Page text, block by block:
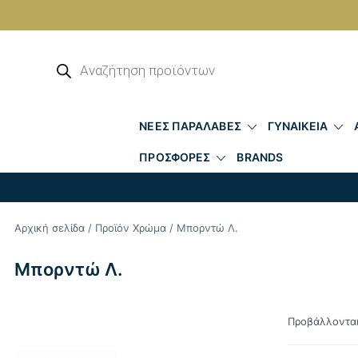
προϊόντων
ΝΕΕΣ ΠΑΡΑΛΑΒΕΣ ΓΥΝΑΙΚΕΙΑ
ΠΡΟΣΦΟΡΕΣ BRANDS
Αρχική σελίδα / Προϊόν Χρώμα / Μπορντώ Λ.
Μπορντώ Λ.